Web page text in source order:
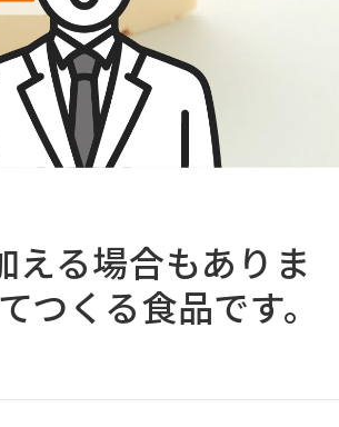
える場合もありま
くる食品です。